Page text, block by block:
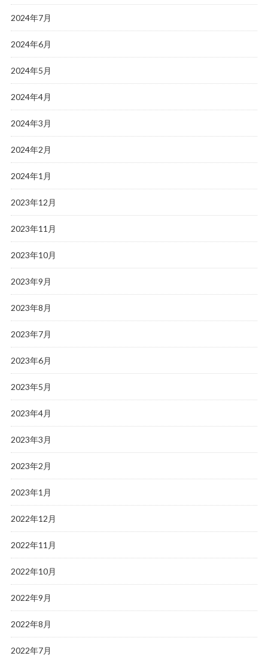
2024年7月
2024年6月
2024年5月
2024年4月
2024年3月
2024年2月
2024年1月
2023年12月
2023年11月
2023年10月
2023年9月
2023年8月
2023年7月
2023年6月
2023年5月
2023年4月
2023年3月
2023年2月
2023年1月
2022年12月
2022年11月
2022年10月
2022年9月
2022年8月
2022年7月